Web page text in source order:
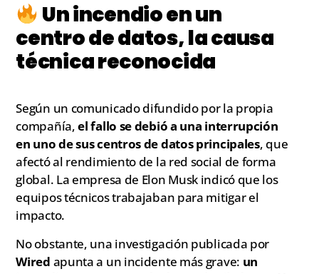
Un incendio en un
centro de datos, la causa
técnica reconocida
Según un comunicado difundido por la propia
compañía,el fallo se debió a una interrupción
en uno de sus centros de datos principales, que
afectó al rendimiento de la red social de forma
global. La empresa de Elon Musk indicó que los
equipos técnicos trabajaban para mitigar el
impacto.
No obstante, una investigación publicada por
Wired apunta a un incidente más grave: un